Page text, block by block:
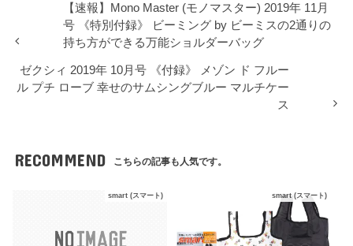
【速報】Mono Master (モノマスター) 2019年 11月
号 《特別付録》 ビーミング by ビーミスの2通りの
持ち方ができる万能ショルダーバッグ
ゼクシィ 2019年 10月号 《付録》 メゾン ド フルー
ル プチ ローブ 幸せのサムシングブルー マルチケー
ス
RECOMMEND こちらの記事も人気です。
smart (スマート) smart (スマート)